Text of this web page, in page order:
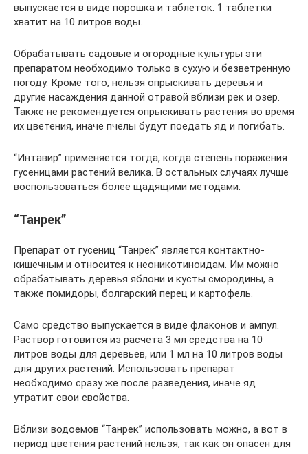
выпускается в виде порошка и таблеток. 1 таблетки
хватит на 10 литров воды.
Обрабатывать садовые и огородные культуры эти
препаратом необходимо только в сухую и безветренную
погоду. Кроме того, нельзя опрыскивать деревья и
другие насаждения данной отравой вблизи рек и озер.
Также не рекомендуется опрыскивать растения во время
их цветения, иначе пчелы будут поедать яд и погибать.
“Интавир” применяется тогда, когда степень поражения
гусеницами растений велика. В остальных случаях лучше
воспользоваться более щадящими методами.
“Танрек”
Препарат от гусениц “Танрек” является контактно-
кишечным и относится к неоникотиноидам. Им можно
обрабатывать деревья яблони и кусты смородины, а
также помидоры, болгарский перец и картофель.
Само средство выпускается в виде флаконов и ампул.
Раствор готовится из расчета 3 мл средства на 10
литров воды для деревьев, или 1 мл на 10 литров воды
для других растений. Использовать препарат
необходимо сразу же после разведения, иначе яд
утратит свои свойства.
Вблизи водоемов “Танрек” использовать можно, а вот в
период цветения растений нельзя, так как он опасен для